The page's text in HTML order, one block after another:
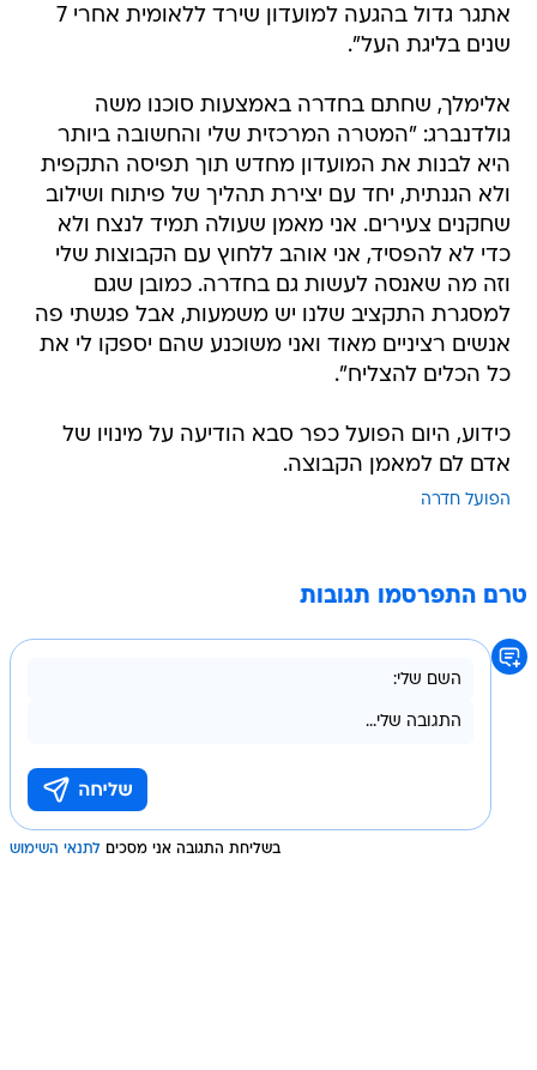
אלימלך, שחתם בחדרה באמצעות סוכנו משה
היא לבנות את המועדון מחדש תוך תפיסה התקפית
ולא הגנתית, יחד עם יצירת תהליך של פיתוח ושילוב
שחקנים צעירים. אני מאמן שעולה תמיד לנצח ולא
כדי לא להפסיד, אני אוהב ללחוץ עם הקבוצות שלי
וזה מה שאנסה לעשות גם בחדרה. כמובן שגם
למסגרת התקציב שלנו יש משמעות, אבל פגשתי פה
אנשים רציניים מאוד ואני משוכנע שהם יספקו לי את
כל הכלים להצליח".
כידוע, היום הפועל כפר סבא הודיעה על מינויו של
הפועל חדרה
בשליחת התגובה אני מסכים לתנאי השימוש